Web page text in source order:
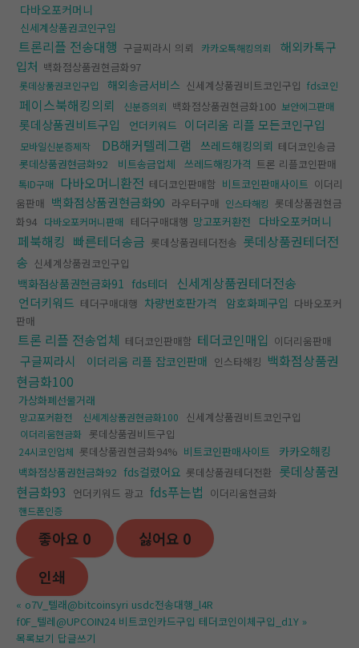
다바오포커머니
신세계상품권코인구입
트론리플 전송대행 구글찌라시 의뢰 카카오톡해킹의뢰
해외카톡구
입처 백화점상품권현금화97
롯데상품권코인구입 해외송금서비스 신세계상품권비트코인구입 fds코인
페이스북해킹의뢰 신분증의뢰 백화점상품권현금화100 보안에그판매
롯데상품권비트구입 언더키워드 이더리움 리플 모든코인구입
모바일신분증제작 DB해커텔레그램 쓰레드해킹의뢰 테더코인송금
롯데상품권현금화92
비트송금업체 쓰레드해킹가격 트론 리플코인판매
톡ID구매 다바오머니환전 테더코인판매함 비트코인판매사이트 이더리
움판매 백화점상품권현금화90 라우터구매 인스타해킹 롯데상품권현금
화94 다바오포커머니판매 테더구매대행 망고포커환전 다바오포커머니
페북해킹 빠른테더송금 롯데상품권테더전송 롯데상품권테더전
송 신세계상품권코인구입
백화점상품권현금화91 fds테더 신세계상품권테더전송
언더키워드 테더구매대행 차량번호판가격 암호화폐구입 다바오포커
판매
트론 리플 전송업체 테더코인판매함 테더코인매입 이더리움판매
구글찌라시 이더리움 리플 잡코인판매 인스타해킹 백화점상품권
현금화100
가상화폐선물거래
망고포커환전 신세계상품권현금화100 신세계상품권비트코인구입
이더리움현금화 롯데상품권비트구입
24시코인업체 롯데상품권현금화94% 비트코인판매사이트 카카오해킹
백화점상품권현금화92 fds걸렸어요 롯데상품권테더전환 롯데상품권
현금화93 언더키워드 광고 fds푸는법 이더리움현금화
핸드폰인증
좋아요 0 싫어요 0
인쇄
« o7V_텔래@bitcoinsyri usdc전송대행_l4R
f0F_텔레@UPCOIN24 비트코인카드구입 테더코인이체구입_d1Y »
목록보기 답글쓰기